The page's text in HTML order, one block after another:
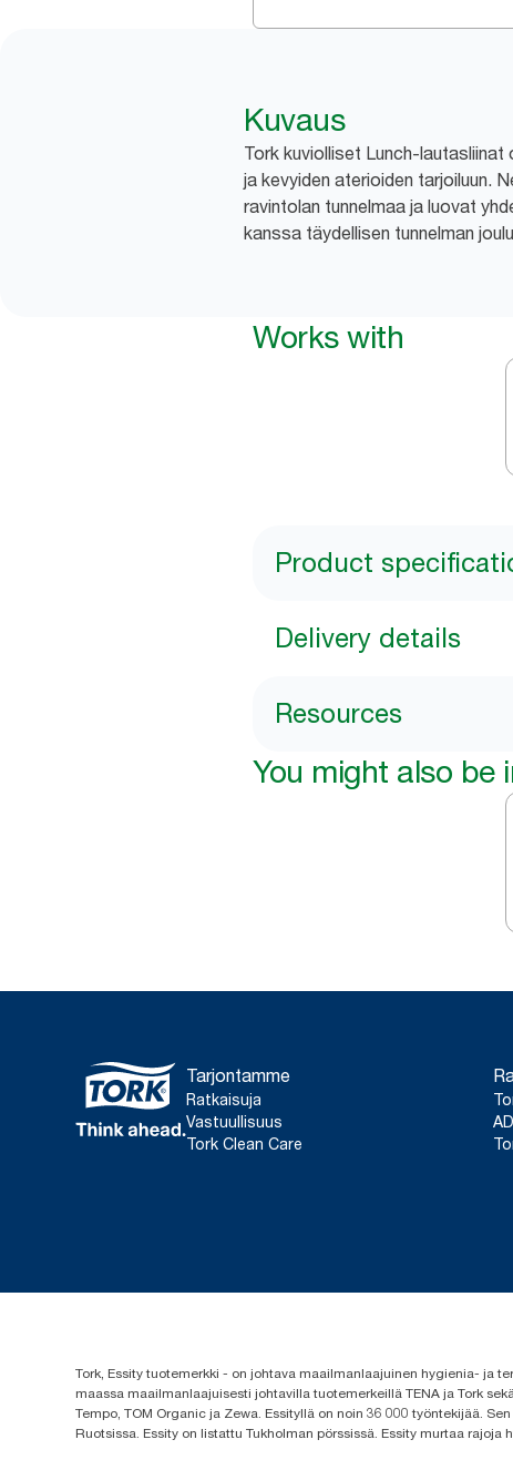
Kuvaus
Tork kuviolliset Lunch-lautasliinat
ja kevyiden aterioiden tarjoiluun.
ravintolan tunnelmaa ja luovat
kanssa täydellisen tunnelman
Works with
Product
Delivery details
Resources
You might also be
Tarjontamme
Ratkaisuja
Vastuullisuus
Tork Clean Care
Tork, Essity tuotemerkki - on johtava maailmanlaajuinen hygienia- ja
maassa maailmanlaajuisesti johtavilla tuotemerkeillä TENA ja Tork
Tempo, TOM Organic ja Zewa. Essityllä on noin 36 000 työntekijää.
Ruotsissa. Essity on listattu Tukholman pörssissä. Essity murtaa